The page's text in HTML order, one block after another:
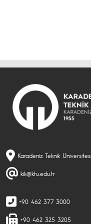
Karadeniz Teknik
kik@ktu.edu.tr
+90 462 377 3000
+90 462 325 3205